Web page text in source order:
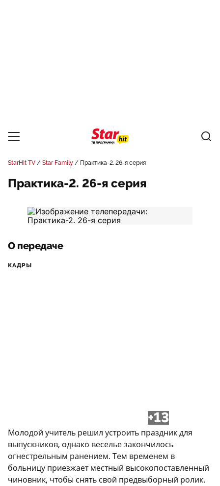
StarHit TV Star Family Практика-2. 26-я серия
Практика-2. 26-я серия
О передаче
КАДРЫ
+13
Молодой учитель решил устроить праздник для
выпускников, однако веселье закончилось
огнестрельным ранением. Тем временем в
больницу приезжает местный высокопоставленный
чиновник, чтобы снять свой предвыборный ролик.